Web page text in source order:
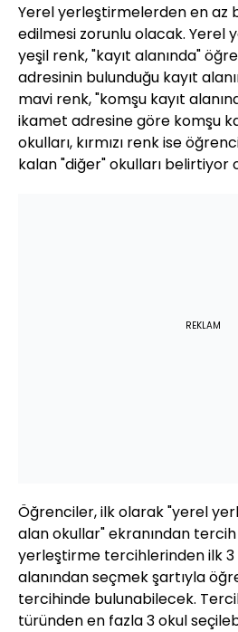
Yerel yerleştirmelerden en az
edilmesi zorunlu olacak. Yerel
yeşil renk, "kayıt alanında"
adresinin bulunduğu kayıt
mavi renk, "komşu kayıt
ikamet adresine göre komşu
okulları, kırmızı renk ise
kalan "diğer" okulları belirtiyor
REKLAM
Öğrenciler, ilk olarak "yerel
alan okullar" ekranından
yerleştirme tercihlerinden ilk 3
alanından seçmek şartıyla
tercihinde bulunabilecek.
türünden en fazla 3 okul